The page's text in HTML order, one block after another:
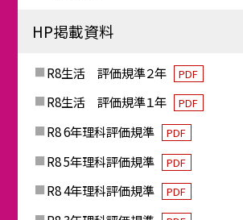
HP掲載資料
R8生活 評価規準２年 PDF
R8生活 評価規準１年 PDF
R8 6年理科評価規準 PDF
R8 5年理科評価規準 PDF
R8 4年理科評価規準 PDF